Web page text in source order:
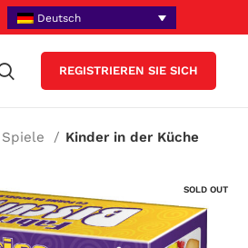
Deutsch
REGISTRIEREN SIE SICH
Kinder in der Küche
SOLD OUT